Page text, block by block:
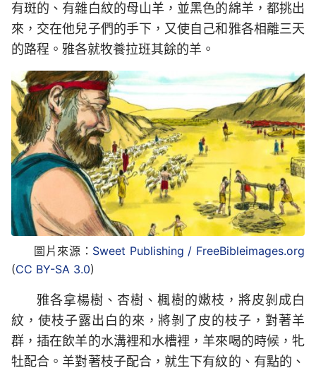
有斑的、有雜白紋的母山羊，並黑色的綿羊，都挑出
來，交在他兒子們的手下，又使自己和雅各相離三天
的路程。雅各就牧養拉班其餘的羊。
圖片來源： Sweet Publishing / FreeBibleimages.org
(CC BY-SA 3.0)
雅各拿楊樹、杏樹、楓樹的嫩枝，將皮剝成白
紋，使枝子露出白的來，將剝了皮的枝子，對著羊
群，插在飲羊的水溝裡和水槽裡，羊來喝的時候，牝
牡配合。羊對著枝子配合，就生下有紋的、有點的、